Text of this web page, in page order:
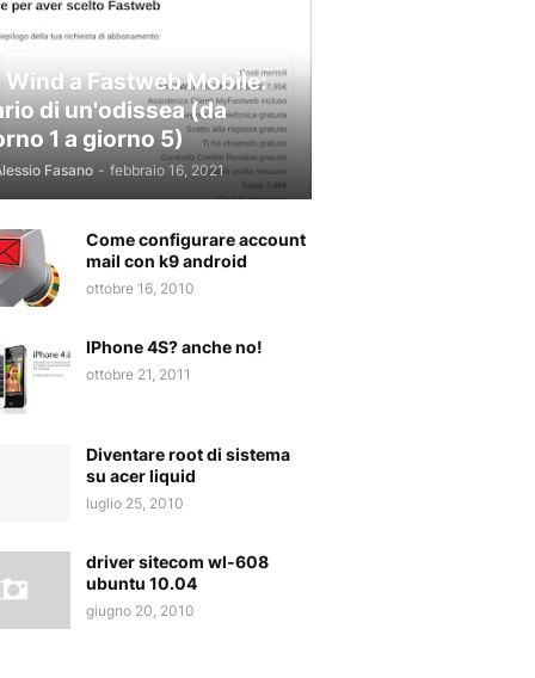
Wind a Fastweb Mobile:
di un'odissea (da
1 a giorno 5)
Fasano - febbraio 16, 2021
Come configurare account
mail con k9 android
ottobre 16, 2010
IPhone 4S? anche no!
ottobre 21, 2011
Diventare root di sistema
su acer liquid
luglio 25, 2010
driver sitecom wl-608
ubuntu 10.04
giugno 20, 2010